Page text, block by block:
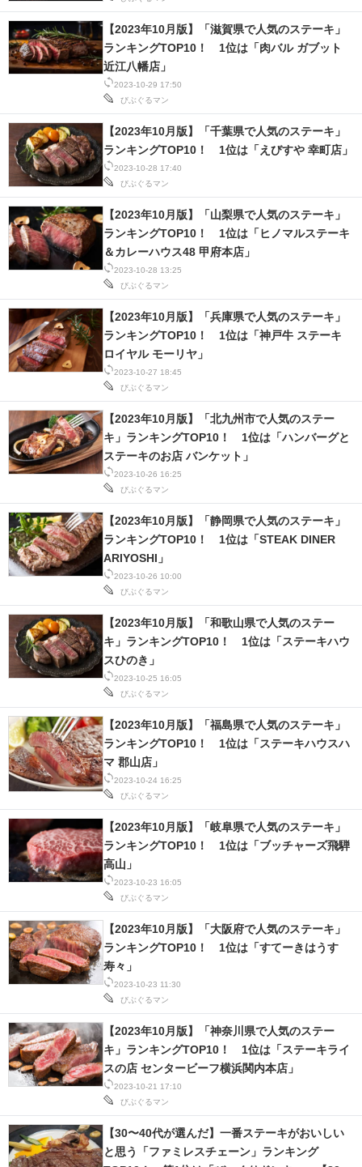
2023-10-29 17:50
びぶぐるマン
【2023年10月版】「滋賀県で人気のステーキ」
ランキングTOP10！ 1位は「肉バル ガブット
近江八幡店」
2023-10-28 17:40
びぶぐるマン
【2023年10月版】「千葉県で人気のステーキ」
ランキングTOP10！ 1位は「えびすや 幸町店」
2023-10-28 13:25
びぶぐるマン
【2023年10月版】「山梨県で人気のステーキ」
ランキングTOP10！ 1位は「ヒノマルステーキ
＆カレーハウス48 甲府本店」
2023-10-27 18:45
びぶぐるマン
【2023年10月版】「兵庫県で人気のステーキ」
ランキングTOP10！ 1位は「神戸牛 ステーキ
ロイヤル モーリヤ」
2023-10-26 16:25
びぶぐるマン
【2023年10月版】「北九州市で人気のステー
キ」ランキングTOP10！ 1位は「ハンバーグと
ステーキのお店 バンケット」
2023-10-26 10:00
びぶぐるマン
【2023年10月版】「静岡県で人気のステーキ」
ランキングTOP10！ 1位は「STEAK DINER
ARIYOSHI」
2023-10-25 16:05
びぶぐるマン
【2023年10月版】「和歌山県で人気のステー
キ」ランキングTOP10！ 1位は「ステーキハウ
スひのき」
2023-10-24 16:25
びぶぐるマン
【2023年10月版】「福島県で人気のステーキ」
ランキングTOP10！ 1位は「ステーキハウスハ
マ 郡山店」
2023-10-23 16:05
びぶぐるマン
【2023年10月版】「岐阜県で人気のステーキ」
ランキングTOP10！ 1位は「ブッチャーズ飛騨
高山」
2023-10-23 11:30
びぶぐるマン
【2023年10月版】「大阪府で人気のステーキ」
ランキングTOP10！ 1位は「すてーきはうす
寿々」
2023-10-21 17:10
びぶぐるマン
【2023年10月版】「神奈川県で人気のステー
キ」ランキングTOP10！ 1位は「ステーキライ
スの店 センタービーフ横浜関内本店」
【30〜40代が選んだ】一番ステーキがおいしい
と思う「ファミレスチェーン」ランキング